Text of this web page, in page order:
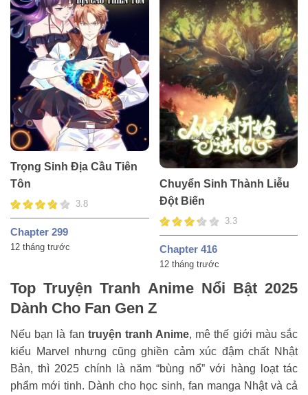
Trọng Sinh Địa Cầu Tiên
Tôn
3.8
Chapter 299
12 tháng trước
Chuyển Sinh Thành Liễu
Đột Biến
3.3
Chapter 416
12 tháng trước
Top Truyện Tranh Anime Nổi Bật 2025
Dành Cho Fan Gen Z
Nếu bạn là fan truyện tranh Anime, mê thế giới màu sắc
kiểu Marvel nhưng cũng ghiền cảm xúc đậm chất Nhật
Bản, thì 2025 chính là năm “bùng nổ” với hàng loạt tác
phẩm mới tinh. Dành cho học sinh, fan manga Nhật và cả